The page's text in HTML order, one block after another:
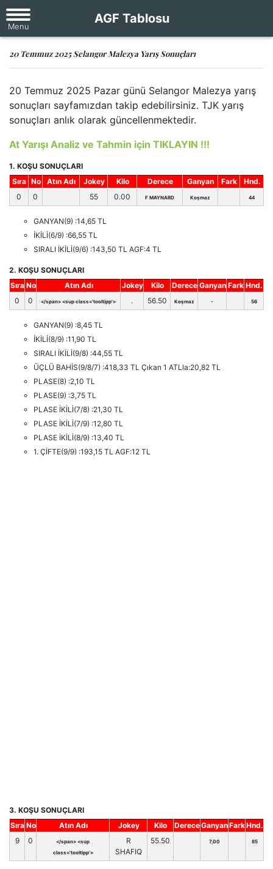
AGF Tablosu
20 Temmuz 2025 Selangor Malezya Yarış Sonuçları
20 Temmuz 2025 Pazar günü Selangor Malezya yarış
sonuçları sayfamızdan takip edebilirsiniz. TJK yarış
sonuçları anlık olarak güncellenmektedir.
At Yarışı Analiz ve Tahmin için TIKLAYIN !!!
1. KOŞU SONUÇLARI
Sıra No Atın Adı Jokey Kilo Derece Ganyan Fark
Hnd.
0
0 55 0.00 F MAYNARD Koşmaz 44
GANYAN(9) :14,65 TL
İKİLİ(6/9) :66,55 TL
SIRALI İKİLİ(9/6) :143,50 TL AGF:4 TL
2. KOŞU SONUÇLARI
Sıra No Atın Adı Jokey Kilo Derece Ganyan Fark Hnd.
0
0 </span> <sup class='tooltipp'> . 56.50 Koşmaz - 56
GANYAN(9) :8,45 TL
İKİLİ(8/9) :11,90 TL
SIRALI İKİLİ(9/8) :44,55 TL
ÜÇLÜ BAHİS(9/8/7) :418,33 TL Çıkan 1 ATLla:20,82 TL
PLASE(8) :2,10 TL
PLASE(9) :3,75 TL
PLASE İKİLİ(7/8) :21,30 TL
PLASE İKİLİ(7/9) :12,80 TL
PLASE İKİLİ(8/9) :13,40 TL
1. ÇİFTE(9/9) :193,15 TL AGF:12 TL
3. KOŞU SONUÇLARI
Sıra No Atın Adı Jokey Kilo DereceGanyanFarkHnd.
9
0
</span> <sup
class='tooltipp'>
R
SHAFIQ
55.50 7,00 85